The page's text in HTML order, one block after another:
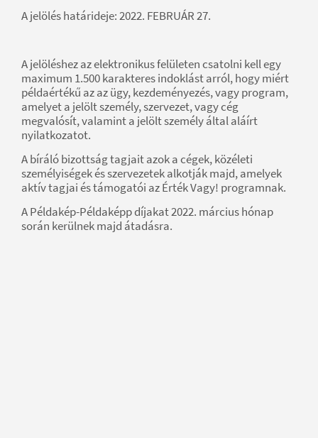
A jelölés határideje: 2022. FEBRUÁR 27.
A jelöléshez az elektronikus felületen csatolni kell egy
maximum 1.500 karakteres indoklást arról, hogy miért
példaértékű az az ügy, kezdeményezés, vagy program,
amelyet a jelölt személy, szervezet, vagy cég
megvalósít, valamint a jelölt személy által aláírt
nyilatkozatot.
A bíráló bizottság tagjait azok a cégek, közéleti
személyiségek és szervezetek alkotják majd, amelyek
aktív tagjai és támogatói az Érték Vagy! programnak.
A Példakép-Példaképp díjakat 2022. március hónap
során kerülnek majd átadásra.